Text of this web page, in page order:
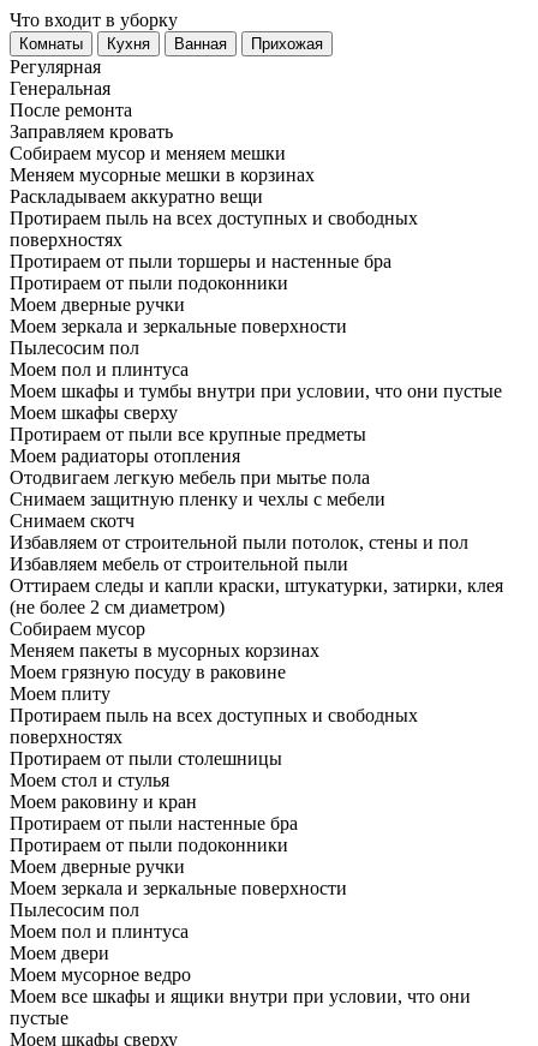
Что входит в уборку
Регу­лярная
Гене­ральная
После ремонта
Заправляем кровать
Собираем мусор и меняем мешки
Меняем мусорные мешки в корзинах
Раскладываем аккуратно вещи
Протираем пыль на всех доступных и свободных
поверхностях
Протираем от пыли торшеры и настенные бра
Протираем от пыли подоконники
Моем дверные ручки
Моем зеркала и зеркальные поверхности
Пылесосим пол
Моем пол и плинтуса
Моем шкафы и тумбы внутри при условии, что они пустые
Моем шкафы сверху
Протираем от пыли все крупные предметы
Моем радиаторы отопления
Отодвигаем легкую мебель при мытье пола
Снимаем защитную пленку и чехлы с мебели
Снимаем скотч
Избавляем от строительной пыли потолок, стены и пол
Избавляем мебель от строительной пыли
Оттираем следы и капли краски, штукатурки, затирки, клея
(не более 2 см диаметром)
Собираем мусор
Меняем пакеты в мусорных корзинах
Моем грязную посуду в раковине
Моем плиту
Протираем пыль на всех доступных и свободных
поверхностях
Протираем от пыли столешницы
Моем стол и стулья
Моем раковину и кран
Протираем от пыли настенные бра
Протираем от пыли подоконники
Моем дверные ручки
Моем зеркала и зеркальные поверхности
Пылесосим пол
Моем пол и плинтуса
Моем двери
Моем мусорное ведро
Моем все шкафы и ящики внутри при условии, что они
пустые
Моем шкафы сверху